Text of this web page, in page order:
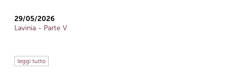
29/05/2026
Lavinia - Parte V
leggi tutto